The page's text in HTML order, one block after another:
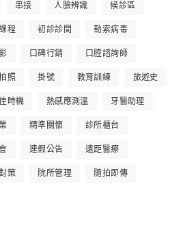
串接 人臉辨識 候診區
程 初診診間 勒索病毒
口碑行銷 口腔諮詢師
照 掛號 教育訓練 旅遊史
時機 熱感應測溫 牙醫助理
精準關懷 診所櫃台
連假公告 遠距醫療
策 院所管理 隨拍即傳